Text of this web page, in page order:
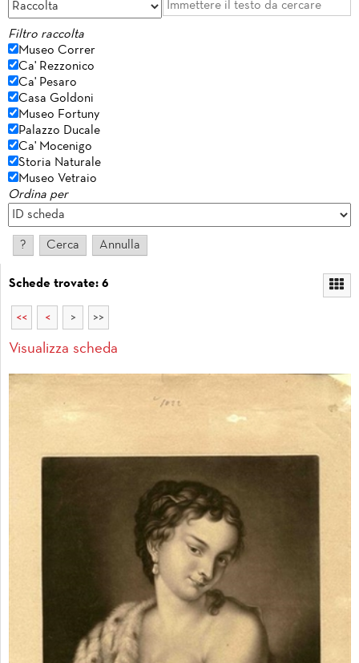
Filtro raccolta
Museo Correr
Ca' Rezzonico
Ca' Pesaro
Casa Goldoni
Museo Fortuny
Palazzo Ducale
Ca' Mocenigo
Storia Naturale
Museo Vetraio
Ordina per
Schede trovate: 6
<< < > >>
Visualizza scheda